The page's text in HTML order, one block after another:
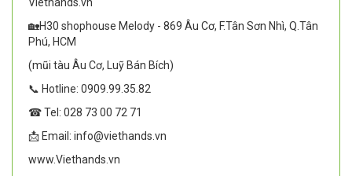
Viethands.vn
🏡H30 shophouse Melody - 869 Âu Cơ, F.Tân Sơn Nhì, Q.Tân
Phú, HCM
(mũi tàu Âu Cơ, Luỹ Bán Bích)
📞 Hotline: 0909.99.35.82
☎ Tel: 028 73 00 72 71
📩 Email: info@viethands.vn
www.Viethands.vn